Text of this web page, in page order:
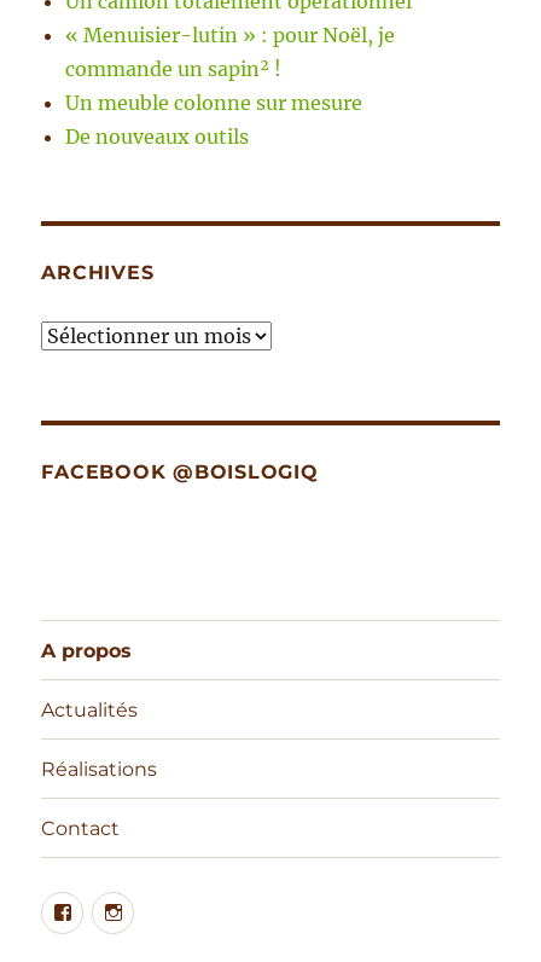
« Menuisier-lutin » : pour Noël, je
commande un sapin² !
Un meuble colonne sur mesure
De nouveaux outils
ARCHIVES
Archives
FACEBOOK @BOISLOGIQ
A propos
Actualités
Réalisations
Contact
FacebookInstagram